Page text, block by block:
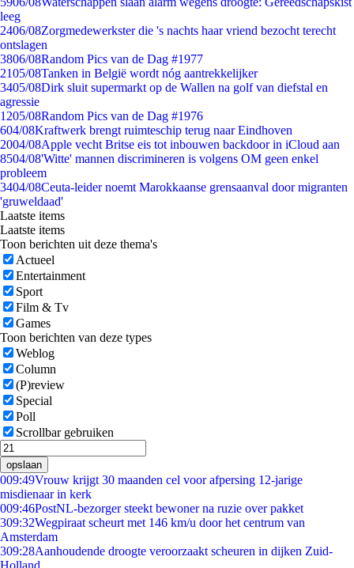
leeg
2406/08Zorgmedewerkster die 's nachts haar vriend bezocht terecht
ontslagen
3806/08Random Pics van de Dag #1977
2105/08Tanken in België wordt nóg aantrekkelijker
3405/08Dirk sluit supermarkt op de Wallen na golf van diefstal en
agressie
1205/08Random Pics van de Dag #1976
604/08Kraftwerk brengt ruimteschip terug naar Eindhoven
2004/08Apple vecht Britse eis tot inbouwen backdoor in iCloud aan
8504/08'Witte' mannen discrimineren is volgens OM geen enkel
probleem
3404/08Ceuta-leider noemt Marokkaanse grensaanval door migranten
'gruweldaad'
Laatste items
Laatste items
Toon berichten uit deze thema's
Actueel
Entertainment
Sport
Film & Tv
Games
Toon berichten van deze types
Weblog
Column
(P)review
Special
Poll
Scrollbar gebruiken
opslaan
009:49Vrouw krijgt 30 maanden cel voor afpersing 12-jarige
misdienaar in kerk
009:46PostNL-bezorger steekt bewoner na ruzie over pakket
309:32Wegpiraat scheurt met 146 km/u door het centrum van
Amsterdam
309:28Aanhoudende droogte veroorzaakt scheuren in dijken Zuid-
Holland